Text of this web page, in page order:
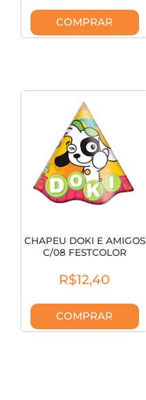
COMPRAR
CHAPEU DOKI E AMIGOS
C/08 FESTCOLOR
R$12,40
COMPRAR